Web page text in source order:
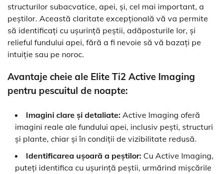
structurilor subacvatice, apei, și, cel mai important, a
peștilor. Această claritate excepțională vă va permite
să identificați cu ușurință peștii, adăposturile lor, și
relieful fundului apei, fără a fi nevoie să vă bazați pe
intuiție sau pe noroc.
Avantaje cheie ale Elite Ti2 Active Imaging
pentru pescuitul de noapte:
Imagini clare și detaliate: Active Imaging oferă
imagini reale ale fundului apei, inclusiv pești, structuri
și plante, chiar și în condiții de vizibilitate redusă.
Identificarea ușoară a peștilor: Cu Active Imaging,
puteți identifica cu ușurință peștii, urmărind mișcările